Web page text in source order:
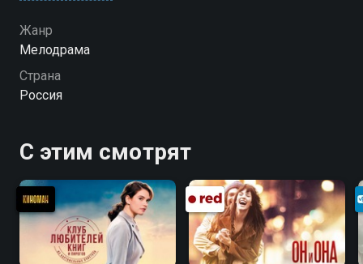
мужем Светланы Виктором
Жанр
Мелодрама
Страна
Россия
С этим смотрят